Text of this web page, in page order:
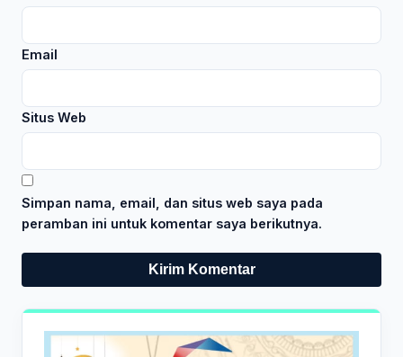
Email
Situs Web
Simpan nama, email, dan situs web saya pada
peramban ini untuk komentar saya berikutnya.